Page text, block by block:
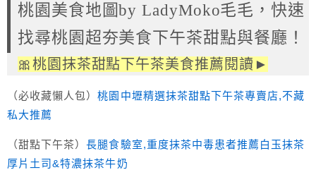
桃園美食地圖by LadyMoko毛毛，快速
找尋桃園超夯美食下午茶甜點與餐廳！
🎀桃園抹茶甜點下午茶美食推薦閱讀►
（必收藏懶人包）桃園中壢精選抹茶甜點下午茶專賣店,不藏
私大推薦
（甜點下午茶）長腿食驗室,重度抹茶中毒患者推薦白玉抹茶
厚片土司&特濃抹茶牛奶